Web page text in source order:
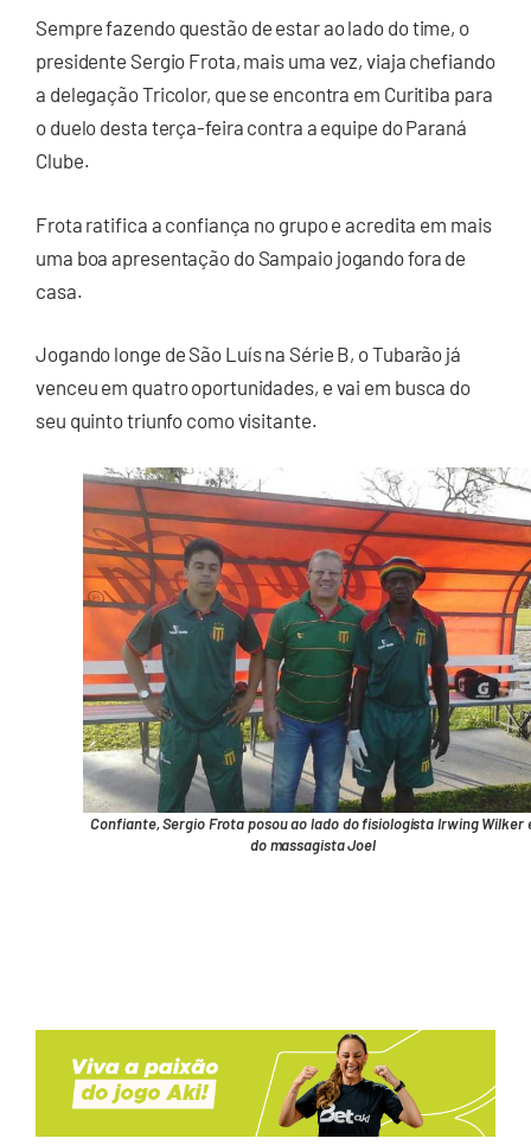
Sempre fazendo questão de estar ao lado do time, o
presidente Sergio Frota, mais uma vez, viaja chefiando
a delegação Tricolor, que se encontra em Curitiba para
o duelo desta terça-feira contra a equipe do Paraná
Clube.
Frota ratifica a confiança no grupo e acredita em mais
uma boa apresentação do Sampaio jogando fora de
casa.
Jogando longe de São Luís na Série B, o Tubarão já
venceu em quatro oportunidades, e vai em busca do
seu quinto triunfo como visitante.
Confiante, Sergio Frota posou ao lado do fisiologista Irwing Wilker
do massagista Joel